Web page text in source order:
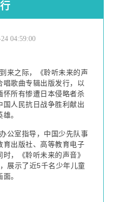
行
04:59:00
歌曲专辑出版发行，以
怀所有惨遭日本侵略者杀
人民抗日战争胜利献出
。
育出版社、高等教育电子
，《聆听未来的声音》
展示了近5千名少年儿童
。